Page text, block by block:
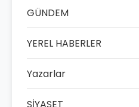
GÜNDEM
YEREL HABERLER
Yazarlar
SİYASET